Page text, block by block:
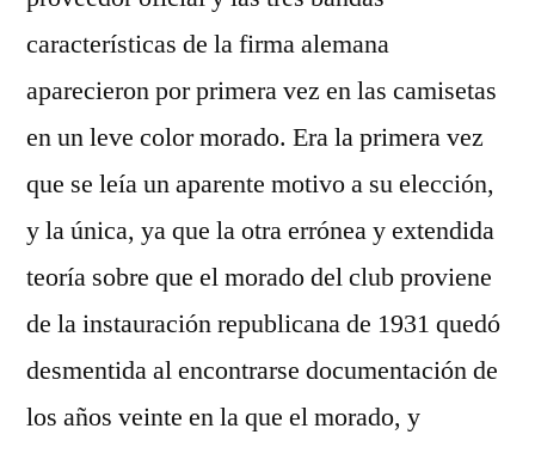
características de la firma alemana
aparecieron por primera vez en las camisetas
en un leve color morado. Era la primera vez
que se leía un aparente motivo a su elección,
y la única, ya que la otra errónea y extendida
teoría sobre que el morado del club proviene
de la instauración republicana de 1931 quedó
desmentida al encontrarse documentación de
los años veinte en la que el morado, y